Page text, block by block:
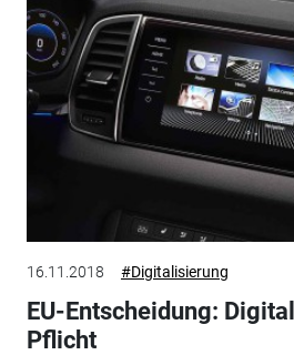
16.11.2018 #Digitalisierung
EU-Entscheidung:
Pflicht